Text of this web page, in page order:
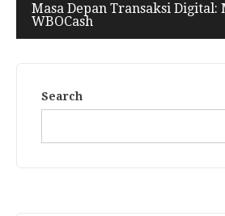
Masa Depan Transaksi Digital:
WBOCash
Search